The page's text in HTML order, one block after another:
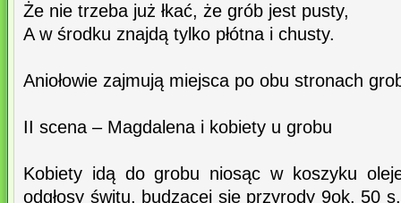
Że nie trzeba już łkać, że grób jest pusty,
A w środku znajdą tylko płótna i chusty.
Aniołowie zajmują miejsca po obu stronach
II scena – Magdalena i kobiety u grobu
Kobiety idą do grobu niosąc w koszyku
odgłosy świtu, budzącej się przyrody 9ok. 50